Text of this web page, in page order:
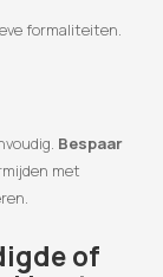
formaliteiten.
Bespaar
met
of